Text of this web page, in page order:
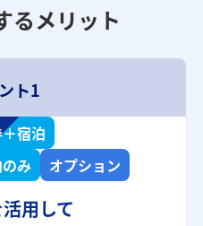
るメリット
ト1
宿泊
み オプション
用して